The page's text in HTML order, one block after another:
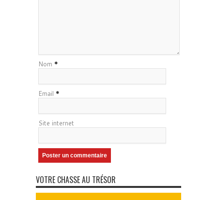
Nom *
Email *
Site internet
VOTRE CHASSE AU TRÉSOR